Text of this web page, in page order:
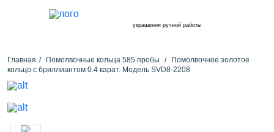
украшения ручной работы
Главная Помолвочные кольца 585 пробы
Помолвочное золотое
кольцо с бриллиантом 0.4 карат. Модель SVD8-2208